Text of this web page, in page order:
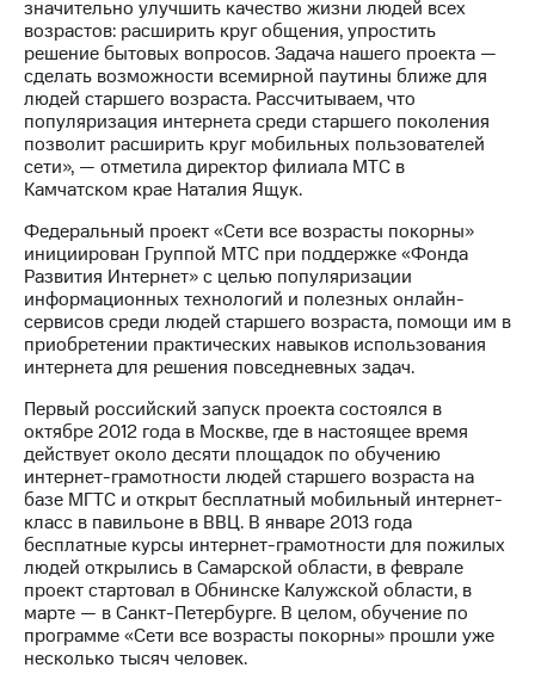
Раскрытие
информации
Информация
акционерам
Документы
ПАО
"МТС"
Собрания
акционеров
Личный
кабинет
акционера
Акционерный
капитал
Контроль
и
аудит
Рынок
акций
Описание
Программа
приобретения
Порядок
выкупа
акций
Дивиденды
Рынок
облигаций
значительно улучшить качество жизни людей всех
возрастов: расширить круг общения, упростить
решение бытовых вопросов. Задача нашего проекта —
сделать возможности всемирной паутины ближе для
людей старшего возраста. Рассчитываем, что
популяризация интернета среди старшего поколения
позволит расширить круг мобильных пользователей
сети», — отметила директор филиала МТС в
Камчатском крае Наталия Ящук.
Федеральный проект «Сети все возрасты покорны»
инициирован Группой МТС при поддержке «Фонда
Развития Интернет» с целью популяризации
информационных технологий и полезных онлайн-
сервисов среди людей старшего возраста, помощи им в
приобретении практических навыков использования
интернета для решения повседневных задач.
Первый российский запуск проекта состоялся в
октябре 2012 года в Москве, где в настоящее время
действует около десяти площадок по обучению
интернет-грамотности людей старшего возраста на
базе МГТС и открыт бесплатный мобильный интернет-
класс в павильоне в ВВЦ. В январе 2013 года
бесплатные курсы интернет-грамотности для пожилых
людей открылись в Самарской области, в феврале
проект стартовал в Обнинске Калужской области, в
марте — в Санкт-Петербурге. В целом, обучение по
программе «Сети все возрасты покорны» прошли уже
несколько тысяч человек.